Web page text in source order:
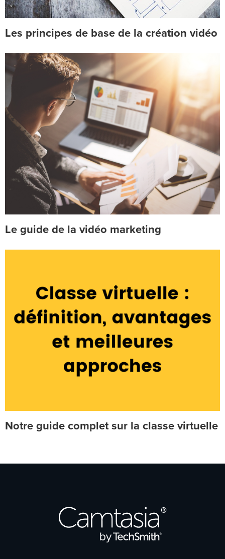
Les principes de base de la création vidéo
Le guide de la vidéo marketing
Notre guide complet sur la classe virtuelle